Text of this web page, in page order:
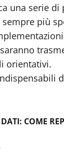
una serie
più
orientativi.
COME